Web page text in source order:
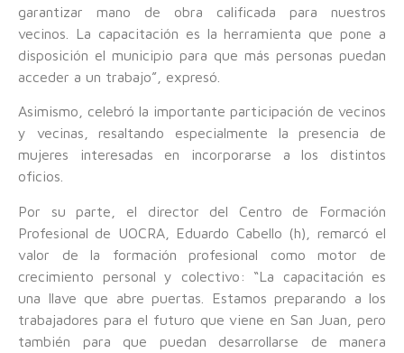
garantizar mano de obra calificada para nuestros
vecinos. La capacitación es la herramienta que pone a
disposición el municipio para que más personas puedan
acceder a un trabajo”, expresó.
Asimismo, celebró la importante participación de vecinos
y vecinas, resaltando especialmente la presencia de
mujeres interesadas en incorporarse a los distintos
oficios.
Por su parte, el director del Centro de Formación
Profesional de UOCRA, Eduardo Cabello (h), remarcó el
valor de la formación profesional como motor de
crecimiento personal y colectivo: “La capacitación es
una llave que abre puertas. Estamos preparando a los
trabajadores para el futuro que viene en San Juan, pero
también para que puedan desarrollarse de manera